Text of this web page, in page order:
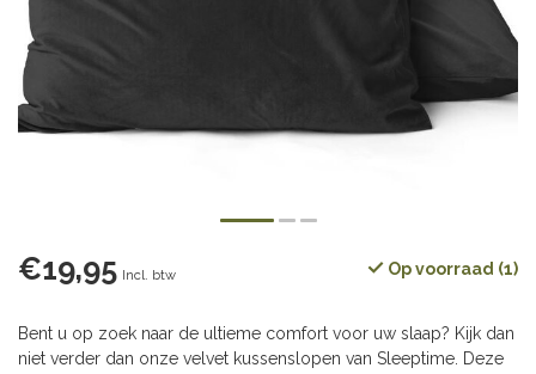
€19,95 Incl. btw Op voorraad (1)
Bent u op zoek naar de ultieme comfort voor uw slaap? Kijk dan
niet verder dan onze velvet kussenslopen van Sleeptime. Deze